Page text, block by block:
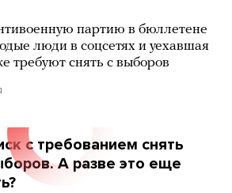
партию в бюллетене
люди в соцсетях и уехавшая
требуют снять с выборов
с требованием снять
А разве это еще